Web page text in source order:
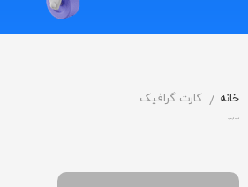
خانه / کارت گرافیک
کارت گرافیک